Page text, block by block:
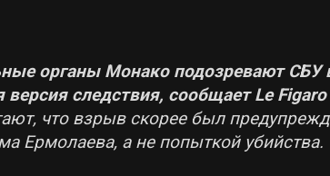
органы Монако подозревают СБУ
версия следствия, сообщает Le
что взрыв скорее был
Ермолаева, а не попыткой убийства.